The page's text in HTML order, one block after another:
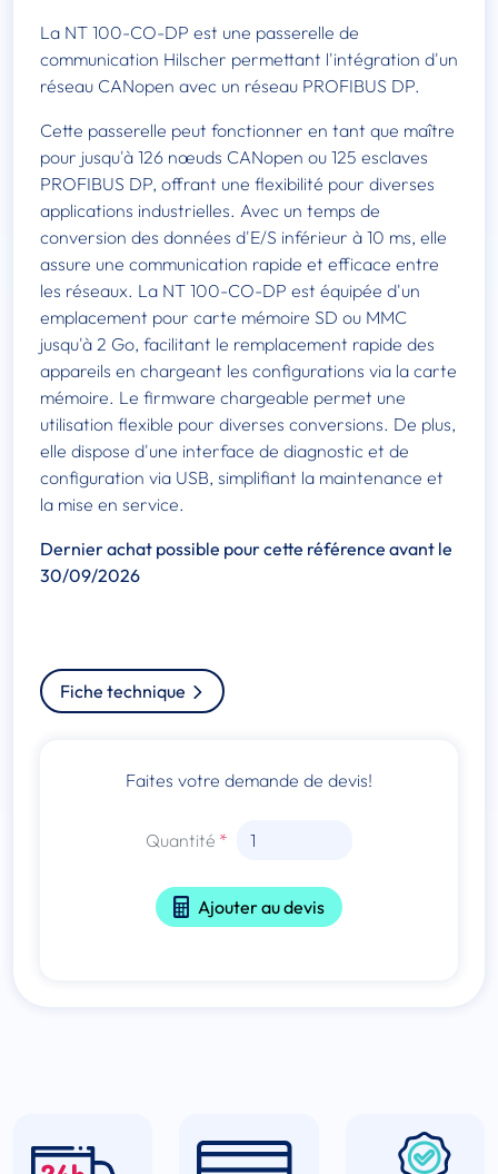
​La NT 100-CO-DP est une passerelle de
communication Hilscher permettant l'intégration d'un
réseau CANopen avec un réseau PROFIBUS DP.
Cette passerelle peut fonctionner en tant que maître
pour jusqu'à 126 nœuds CANopen ou 125 esclaves
PROFIBUS DP, offrant une flexibilité pour diverses
applications industrielles. Avec un temps de
conversion des données d'E/S inférieur à 10 ms, elle
assure une communication rapide et efficace entre
les réseaux. La NT 100-CO-DP est équipée d'un
emplacement pour carte mémoire SD ou MMC
jusqu'à 2 Go, facilitant le remplacement rapide des
appareils en chargeant les configurations via la carte
mémoire. Le firmware chargeable permet une
utilisation flexible pour diverses conversions. De plus,
elle dispose d'une interface de diagnostic et de
configuration via USB, simplifiant la maintenance et
la mise en service.
Dernier achat possible pour cette référence avant le
30/09/2026
Fiche technique
Faites votre demande de devis!
Quantité
Ajouter au devis